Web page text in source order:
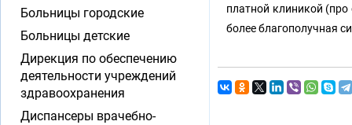
платной клиникой
более благополучная
Больницы городские
Больницы детские
Дирекция по обеспечению
деятельности учреждений
здравоохранения
Диспансеры врачебно-